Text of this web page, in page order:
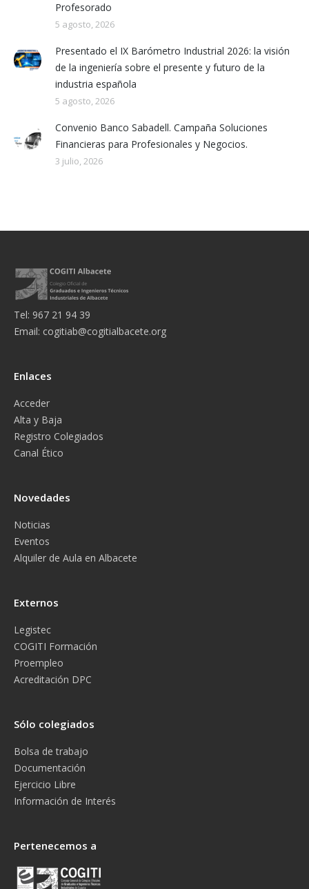
Profesorado
5 agosto, 2026
Presentado el IX Barómetro Industrial 2026: la visión
de la ingeniería sobre el presente y futuro de la
industria española
5 agosto, 2026
Convenio Banco Sabadell. Campaña Soluciones
Financieras para Profesionales y Negocios.
3 julio, 2026
Tel: 967 21 94 39
Email: cogitiab@cogitialbacete.org
Enlaces
Acceder
Alta y Baja
Registro Colegiados
Canal Ético
Novedades
Noticias
Eventos
Alquiler de Aula en Albacete
Externos
Legistec
COGITI Formación
Proempleo
Acreditación DPC
Sólo colegiados
Bolsa de trabajo
Documentación
Ejercicio Libre
Información de Interés
Pertenecemos a